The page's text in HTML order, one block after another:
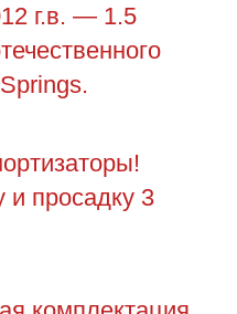
г.в. — 1.5
и просадку 3